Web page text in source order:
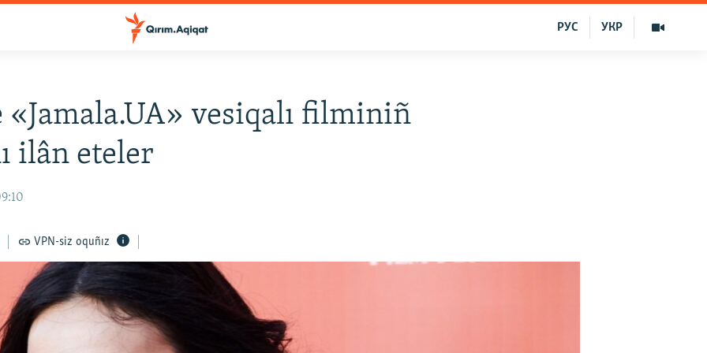
УКР
РУС
«Jamala.UA» vesiqalı filminiñ
ilân eteler
VPN-siz oquñız